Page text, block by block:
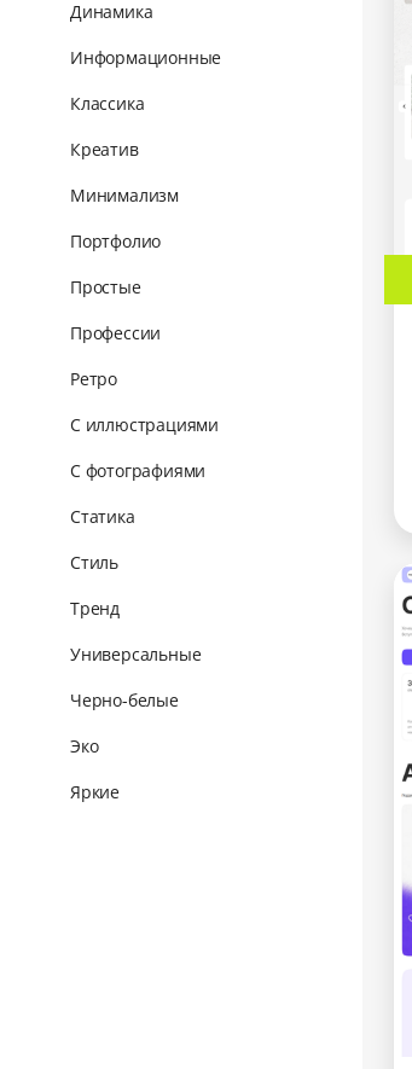
Динамика
Информационные
Классика
Креатив
Минимализм
Портфолио
Простые
Профессии
Ретро
С иллюстрациями
С фотографиями
Статика
Стиль
Тренд
Универсальные
Черно-белые
Эко
Яркие